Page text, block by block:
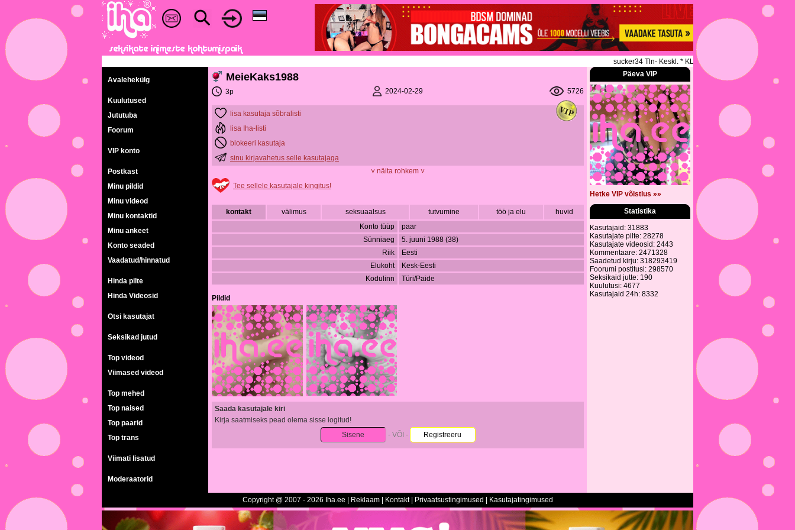
sucker34 Tln- Keskl. * KLASSIKALINE *
Avalehekülg
Kuulutused
Jututuba
Foorum
VIP konto
Postkast
Minu pildid
Minu videod
Minu kontaktid
Minu ankeet
Konto seaded
Vaadatud/hinnatud
Hinda pilte
Hinda Videosid
Otsi kasutajat
Seksikad jutud
Top videod
Viimased videod
Top mehed
Top naised
Top paarid
Top trans
Viimati lisatud
Moderaatorid
MeieKaks1988
3p 2024-02-29 5726
lisa kasutaja sõbralisti
lisa Iha-listi
blokeeri kasutaja
sinu kirjavahetus selle kasutajaga
˅ näita rohkem ˅
Tee sellele kasutajale kingitus!
kontakt välimus seksuaalsus tutvumine töö ja elu
huvid
Konto tüüp
paar
Sünniaeg
5. juuni 1988 (38)
Riik
Eesti
Elukoht
Kesk-Eesti
Kodulinn
Türi/Paide
Pildid
Saada kasutajale kiri
Kirja saatmiseks pead olema sisse logitud!
Sisene
- VÕI - Registreeru
Päeva VIP
Hetke VIP võistlus »»
Statistika
Kasutajaid: 31883
Kasutajate pilte: 28278
Kasutajate videosid: 2443
Kommentaare: 2471328
Saadetud kirju: 318293419
Foorumi postitusi: 298570
Seksikaid jutte: 190
Kuulutusi: 4677
Kasutajaid 24h: 8332
Copyright @ 2007 - 2026 Iha.ee | Reklaam| Kontakt| Privaatsustingimused Kasutajatingimused